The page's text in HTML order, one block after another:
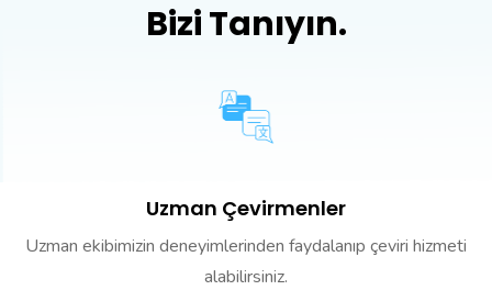
Bizi Tanıyın.
Uzman Çevirmenler
Uzman ekibimizin deneyimlerinden faydalanıp çeviri hizmeti
alabilirsiniz.